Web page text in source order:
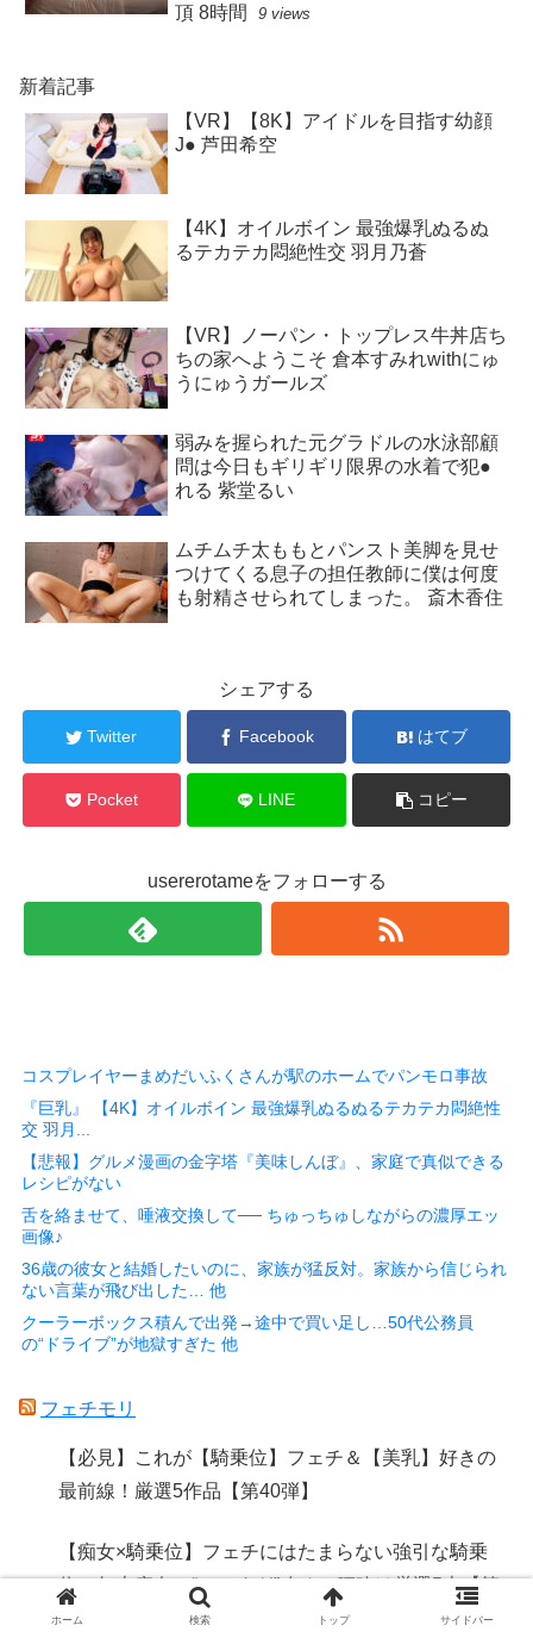
頂 8時間
9 views
新着記事
【VR】【8K】アイドルを目指す幼顔
J● 芦田希空
【4K】オイルボイン 最強爆乳ぬるぬ
るテカテカ悶絶性交 羽月乃蒼
【VR】ノーパン・トップレス牛丼店ち
ちの家へようこそ 倉本すみれwithにゅ
うにゅうガールズ
弱みを握られた元グラドルの水泳部顧
問は今日もギリギリ限界の水着で犯●
れる 紫堂るい
ムチムチ太ももとパンスト美脚を見せ
つけてくる息子の担任教師に僕は何度
も射精させられてしまった。 斎木香住
シェアする
Twitter Facebook はてブ
Pocket LINE コピー
usererotameをフォローする
コスプレイヤーまめだいふくさんが駅のホームでパンモロ事故
『巨乳』 【4K】オイルボイン 最強爆乳ぬるぬるテカテカ悶絶性
交 羽月...
【悲報】グルメ漫画の金字塔『美味しんぼ』、家庭で真似できる
レシピがない
舌を絡ませて、唾液交換して── ちゅっちゅしながらの濃厚エッ
画像♪
36歳の彼女と結婚したいのに、家族が猛反対。家族から信じられ
ない言葉が飛び出した… 他
クーラーボックス積んで出発→途中で買い足し…50代公務員
の“ドライブ”が地獄すぎた 他
フェチモリ
【必見】これが【騎乗位】フェチ＆【美乳】好きの
最前線！厳選5作品【第40弾】
【痴女×騎乗位】フェチにはたまらない強引な騎乗
位！年上痴女の“エロすぎ”攻めに腰砕け厳選5本【第
49弾】
ホーム 検索 トップ サイドバー